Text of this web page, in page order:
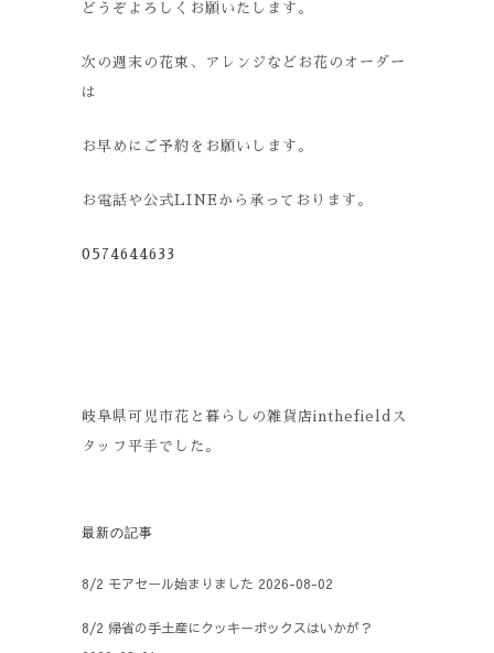
どうぞよろしくお願いたします。
次の週末の花束、アレンジなどお花のオーダー
は
お早めにご予約をお願いします。
お電話や公式LINE から承っております。
0574644633
岐阜県可児市花と暮らしの雑貨店inthefieldス
タッフ平手でした。
最新の記事
8/2 モアセール始まりました 2026-08-02
8/2 帰省の手土産にクッキーボックスはいかが？